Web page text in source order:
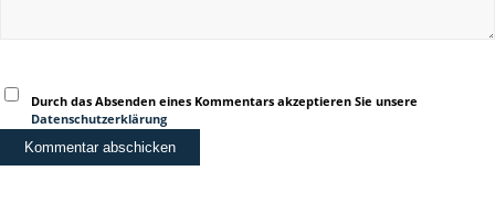
Durch das Absenden eines Kommentars akzeptieren Sie unsere
Datenschutzerklärung